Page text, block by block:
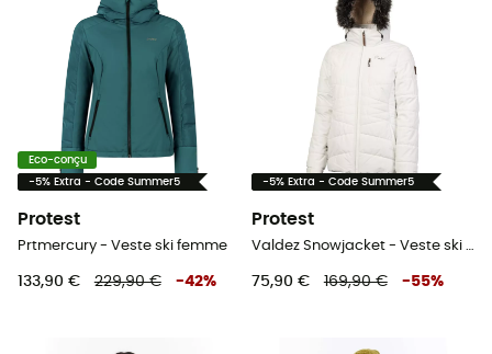
Eco-conçu
-5% Extra - Code Summer5
Protest
Prtmercury - Veste ski femme
133,90 € 229,90 € -42%
-5% Extra - Code Summer5
Protest
Valdez Snowjacket - Veste ski femme
75,90 € 169,90 € -55%